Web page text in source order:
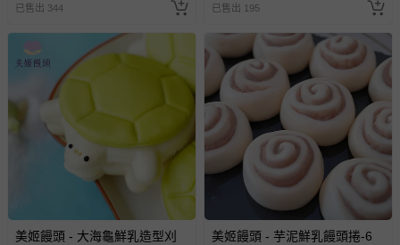
已售出 344 已售出 195
美姬饅頭 - 大海龜鮮乳造型刈
美姬饅頭 - 芋泥鮮乳饅頭捲-6